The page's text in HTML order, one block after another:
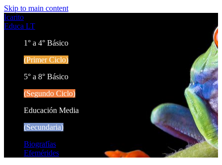
Skip to main content
Icarito
Educa LT
1° a 4° Básico
(Primer Ciclo)
5° a 8° Básico
(Segundo Ciclo)
Educación Media
(Secundaria)
Biografías
Efemérides